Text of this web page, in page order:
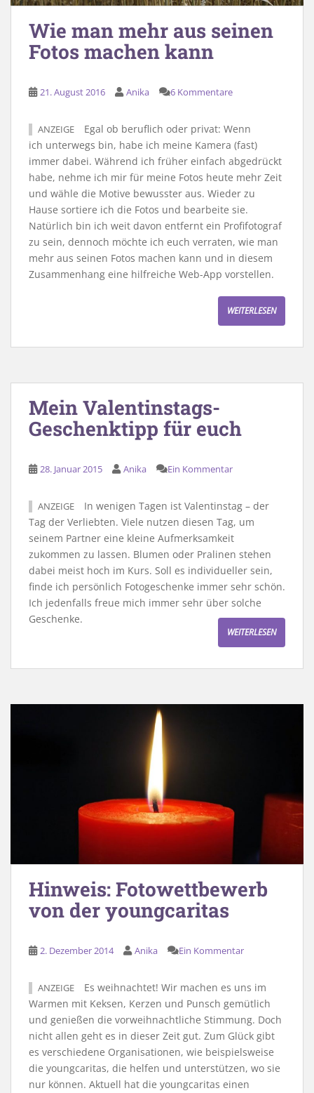
Wie man mehr aus seinen
Fotos machen kann
21. August 2016 Anika 6 Kommentare
ANZEIGE
Egal ob beruflich oder privat: Wenn
ich unterwegs bin, habe ich meine Kamera (fast)
immer dabei. Während ich früher einfach abgedrückt
habe, nehme ich mir für meine Fotos heute mehr Zeit
und wähle die Motive bewusster aus. Wieder zu
Hause sortiere ich die Fotos und bearbeite sie.
Natürlich bin ich weit davon entfernt ein Profifotograf
zu sein, dennoch möchte ich euch verraten, wie man
mehr aus seinen Fotos machen kann und in diesem
Zusammenhang eine hilfreiche Web-App vorstellen.
WEITERLESEN
Mein Valentinstags-
Geschenktipp für euch
28. Januar 2015 Anika Ein Kommentar
ANZEIGE
In wenigen Tagen ist Valentinstag – der
Tag der Verliebten. Viele nutzen diesen Tag, um
seinem Partner eine kleine Aufmerksamkeit
zukommen zu lassen. Blumen oder Pralinen stehen
dabei meist hoch im Kurs. Soll es individueller sein,
finde ich persönlich Fotogeschenke immer sehr schön.
Ich jedenfalls freue mich immer sehr über solche
Geschenke.
WEITERLESEN
Hinweis: Fotowettbewerb
von der youngcaritas
2. Dezember 2014 Anika Ein Kommentar
ANZEIGE
Es weihnachtet! Wir machen es uns im
Warmen mit Keksen, Kerzen und Punsch gemütlich
und genießen die vorweihnachtliche Stimmung. Doch
nicht allen geht es in dieser Zeit gut. Zum Glück gibt
es verschiedene Organisationen, wie beispielsweise
die youngcaritas, die helfen und unterstützen, wo sie
nur können. Aktuell hat die youngcaritas einen